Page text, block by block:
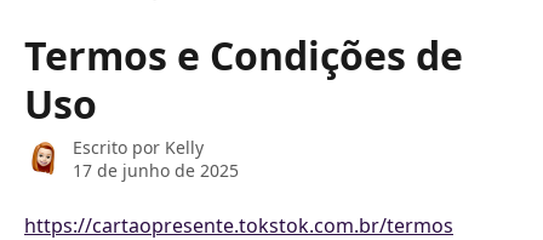
Termos e Condições de
Uso
Escrito por Kelly
17 de junho de 2025
https://cartaopresente.tokstok.com.br/termos